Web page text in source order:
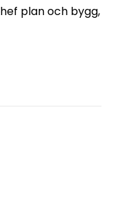
plan och bygg,